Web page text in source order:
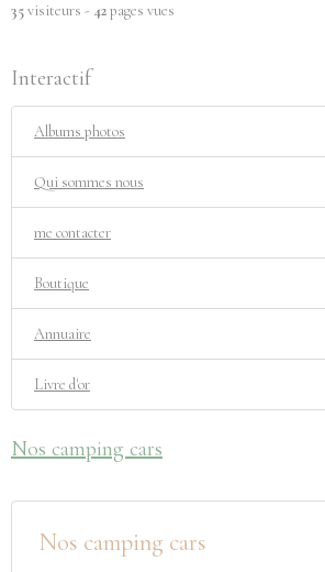
35visiteurs - 42pages vues
Interactif
Albums photos
Qui sommes nous
me contacter
Boutique
Annuaire
Livre d'or
Nos camping cars
Nos camping cars